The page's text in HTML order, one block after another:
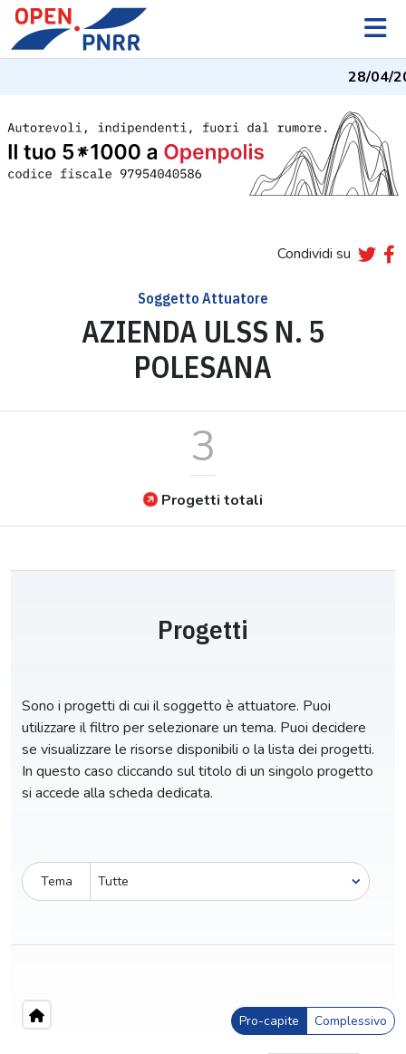
28/04/
Condividi su
Soggetto Attuatore
AZIENDA ULSS N. 5
POLESANA
3
Progetti totali
Progetti
Sono i progetti di cui il soggetto è attuatore. Puoi
utilizzare il filtro per selezionare un tema. Puoi decidere
se visualizzare le risorse disponibili o la lista dei progetti.
In questo caso cliccando sul titolo di un singolo progetto
si accede alla scheda dedicata.
Tema
Pro-capite Complessivo